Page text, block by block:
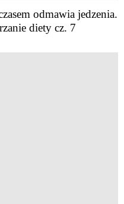
odmawia jedzenia.
diety cz. 7